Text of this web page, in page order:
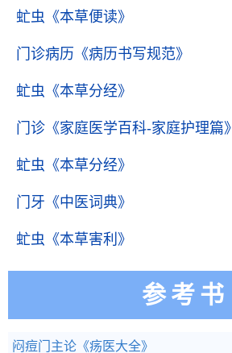
虻虫 《本草便读》
门诊病历 《病历书写规范》
虻虫 《本草分经》
门诊 《家庭医学百科-家庭护理篇》
虻虫 《本草分经》
门牙 《中医词典》
虻虫 《本草害利》
参考书
闷痘门主论 《疡医大全》